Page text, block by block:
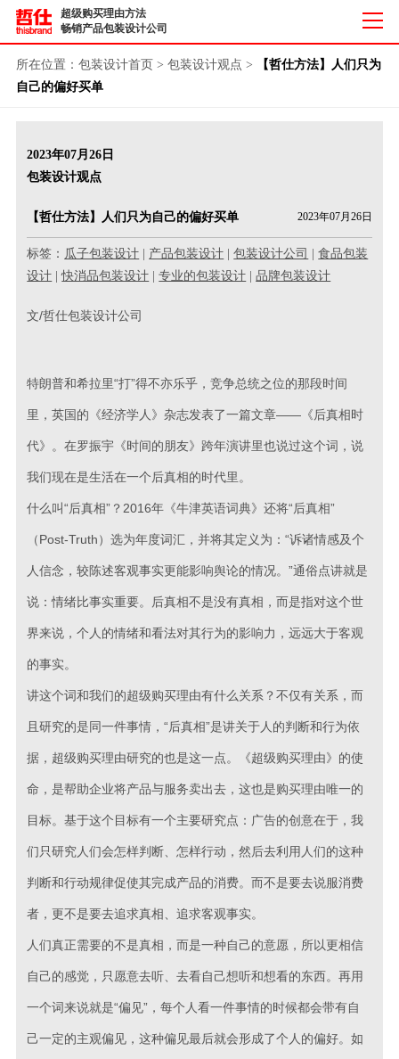
超级购买理由方法
畅销产品包装设计公司
所在位置： 包装设计首页 > 包装设计观点 >
【哲仕方法】人们只为
自己的偏好买单
2023年07月26日
包装设计观点
【哲仕方法】人们只为自己的偏好买单 2023年07月26日
标签： 瓜子包装设计 产品包装设计 |包装设计公司 |食品包装
设计 |快消品包装设计 |专业的包装设计 |品牌包装设计
文/哲仕包装设计公司
特朗普和希拉里“打”得不亦乐乎，竞争总统之位的那段时间
里，英国的《经济学人》杂志发表了一篇文章——《后真相时
代》。在罗振宇《时间的朋友》跨年演讲里也说过这个词，说
我们现在是生活在一个后真相的时代里。
什么叫“后真相”？2016年《牛津英语词典》还将“后真相”
（Post-Truth）选为年度词汇，并将其定义为：“诉诸情感及个
人信念，较陈述客观事实更能影响舆论的情况。”通俗点讲就是
说：情绪比事实重要。后真相不是没有真相，而是指对这个世
界来说，个人的情绪和看法对其行为的影响力，远远大于客观
的事实。
讲这个词和我们的超级购买理由有什么关系？不仅有关系，而
且研究的是同一件事情，“后真相”是讲关于人的判断和行为依
据，超级购买理由研究的也是这一点。《超级购买理由》的使
命，是帮助企业将产品与服务卖出去，这也是购买理由唯一的
目标。基于这个目标有一个主要研究点：广告的创意在于，我
们只研究人们会怎样判断、怎样行动，然后去利用人们的这种
判断和行动规律促使其完成产品的消费。而不是要去说服消费
者，更不是要去追求真相、追求客观事实。
人们真正需要的不是真相，而是一种自己的意愿，所以更相信
自己的感觉，只愿意去听、去看自己想听和想看的东西。再用
一个词来说就是“偏见”，每个人看一件事情的时候都会带有自
己一定的主观偏见，这种偏见最后就会形成了个人的偏好。如